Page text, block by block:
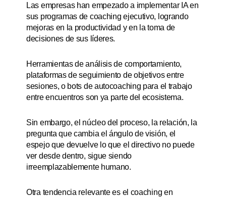
Las empresas han empezado a implementar IA en
sus programas de coaching ejecutivo, logrando
mejoras en la productividad y en la toma de
decisiones de sus líderes.
Herramientas de análisis de comportamiento,
plataformas de seguimiento de objetivos entre
sesiones, o bots de autocoaching para el trabajo
entre encuentros son ya parte del ecosistema.
Sin embargo, el núcleo del proceso, la relación, la
pregunta que cambia el ángulo de visión, el
espejo que devuelve lo que el directivo no puede
ver desde dentro, sigue siendo
irreemplazablemente humano.
Otra tendencia relevante es el coaching en